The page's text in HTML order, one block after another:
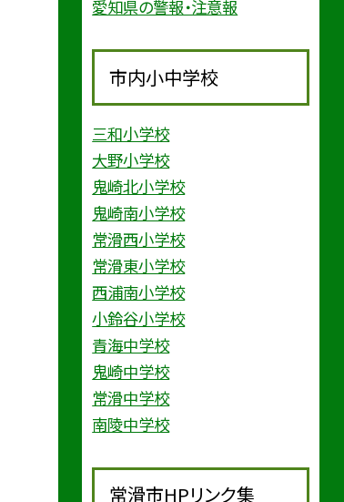
愛知県の警報・注意報
市内小中学校
三和小学校
大野小学校
鬼崎北小学校
鬼崎南小学校
常滑西小学校
常滑東小学校
西浦南小学校
小鈴谷小学校
青海中学校
鬼崎中学校
常滑中学校
南陵中学校
常滑市HPリンク集